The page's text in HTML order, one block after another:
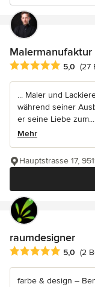
Malermanufaktur
Durchschnittliche
5,0 (27
... Maler und
während seiner
er seine Liebe zum...
Mehr
Hauptstrasse 17,
raumdesigner
Durchschnittliche
5,0 (2
farbe & design –